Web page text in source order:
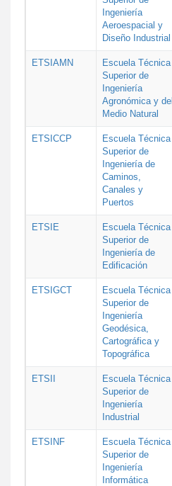
Ingeniería
Aeroespacial y
Diseño Industrial
ETSIAMN
Escuela Técnica
Superior de
Ingeniería
Agronómica y del
Medio Natural
ETSICCP
Escuela Técnica
Superior de
Ingeniería de
Caminos,
Canales y
Puertos
ETSIE
Escuela Técnica
Superior de
Ingeniería de
Edificación
ETSIGCT
Escuela Técnica
Superior de
Ingeniería
Geodésica,
Cartográfica y
Topográfica
ETSII
Escuela Técnica
Superior de
Ingeniería
Industrial
ETSINF
Escuela Técnica
Superior de
Ingeniería
Informática